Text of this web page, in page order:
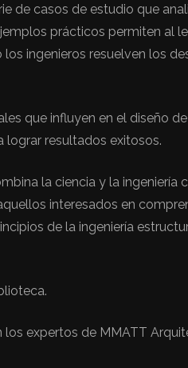
de casos de estudio que
prácticos permiten al
ingenieros resuelven los
que influyen en el diseño
lograr resultados exitosos.
la ciencia y la ingeniería
interesados en
de la ingeniería
expertos de MMATT